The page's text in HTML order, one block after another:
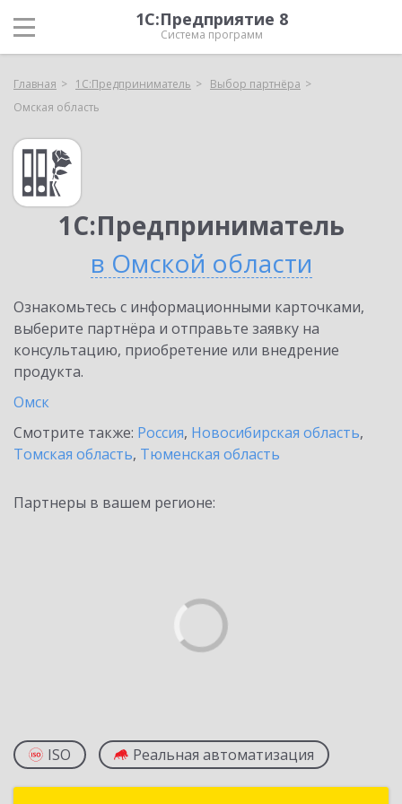
1С:Предприятие 8
Система программ
Главная 1С:Предприниматель
Выбор партнёра
Омская область
1С:Предприниматель
в Омской области
Ознакомьтесь с информационными карточками,
выберите партнёра и отправьте заявку на
консультацию, приобретение или внедрение
продукта.
Омск
Смотрите также: Россия, Новосибирская область,
Томская область, Тюменская область
Партнеры в вашем регионе:
ISO Реальная автоматизация